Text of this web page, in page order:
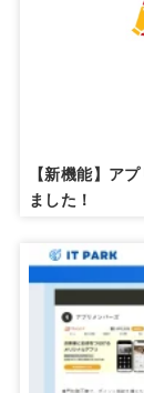
【新機能】ア
ました！